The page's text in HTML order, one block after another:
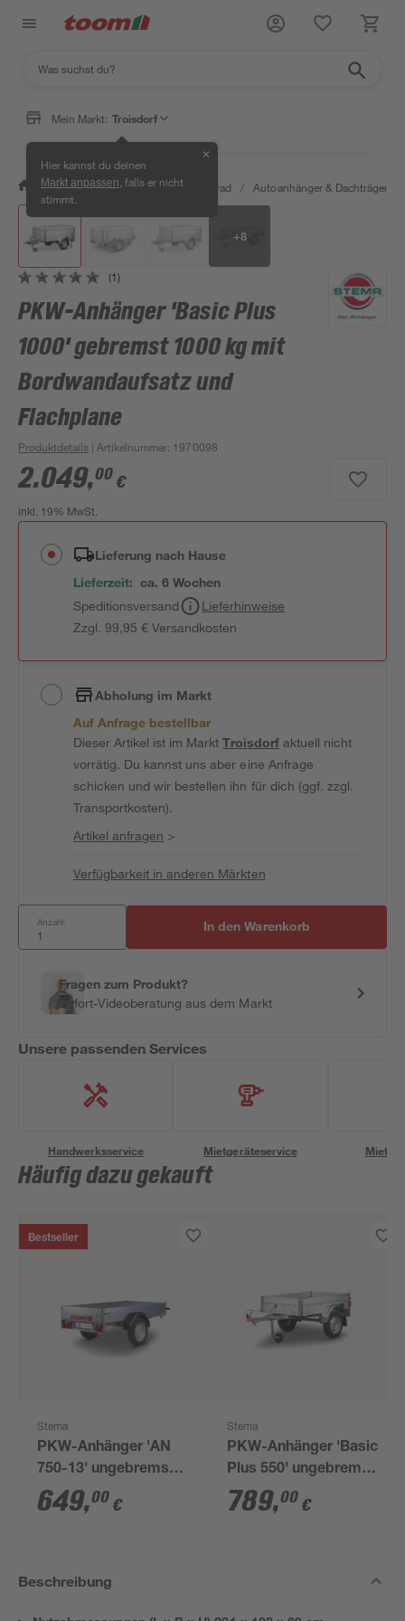
Mein Markt: Troisdorf
Hier kannst du deinen
Markt anpassen , falls er nicht
stimmt.
✕
/ Garten & Freizeit / Auto & Fahrrad / Autoanhänger & Dachträger
+8
(1)
PKW-Anhänger 'Basic Plus
1000' gebremst 1000 kg mit
Bordwandaufsatz und
Flachplane
Produktdetails | Artikelnummer: 1970098
2.049,00 €
inkl. 19% MwSt.
Lieferung nach Hause
Lieferzeit: ca. 6 Wochen
Speditionsversand
Lieferhinweise
Zzgl. 99,95 € Versandkosten
Abholung im Markt
Auf Anfrage bestellbar
Dieser Artikel ist im MarktTroisdorfaktuell nicht
vorrätig. Du kannst uns aber eine Anfrage
schicken und wir bestellen ihn für dich (ggf. zzgl.
Transportkosten).
Artikel anfragen >
Verfügbarkeit in anderen Märkten
Anzahl: In den Warenkorb
Fragen zum Produkt?
Sofort-Videoberatung aus dem Markt
Unsere passenden Services
Handwerksservice Mietgeräteservice
Häufig dazu gekauft
Bestseller
Stema
PKW-Anhänger 'AN
750-13' ungebremst
201 x 108 cm 750 kg
649,00 €
Stema
PKW-Anhänger 'Basic
Plus 550' ungebremst
550 kg
789,00 €
Beschreibung